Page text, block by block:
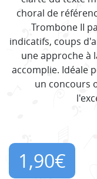
choral de
Trombone II
indicatifs, coups
une approche à
accomplie. Idéale
un concours
1,90€